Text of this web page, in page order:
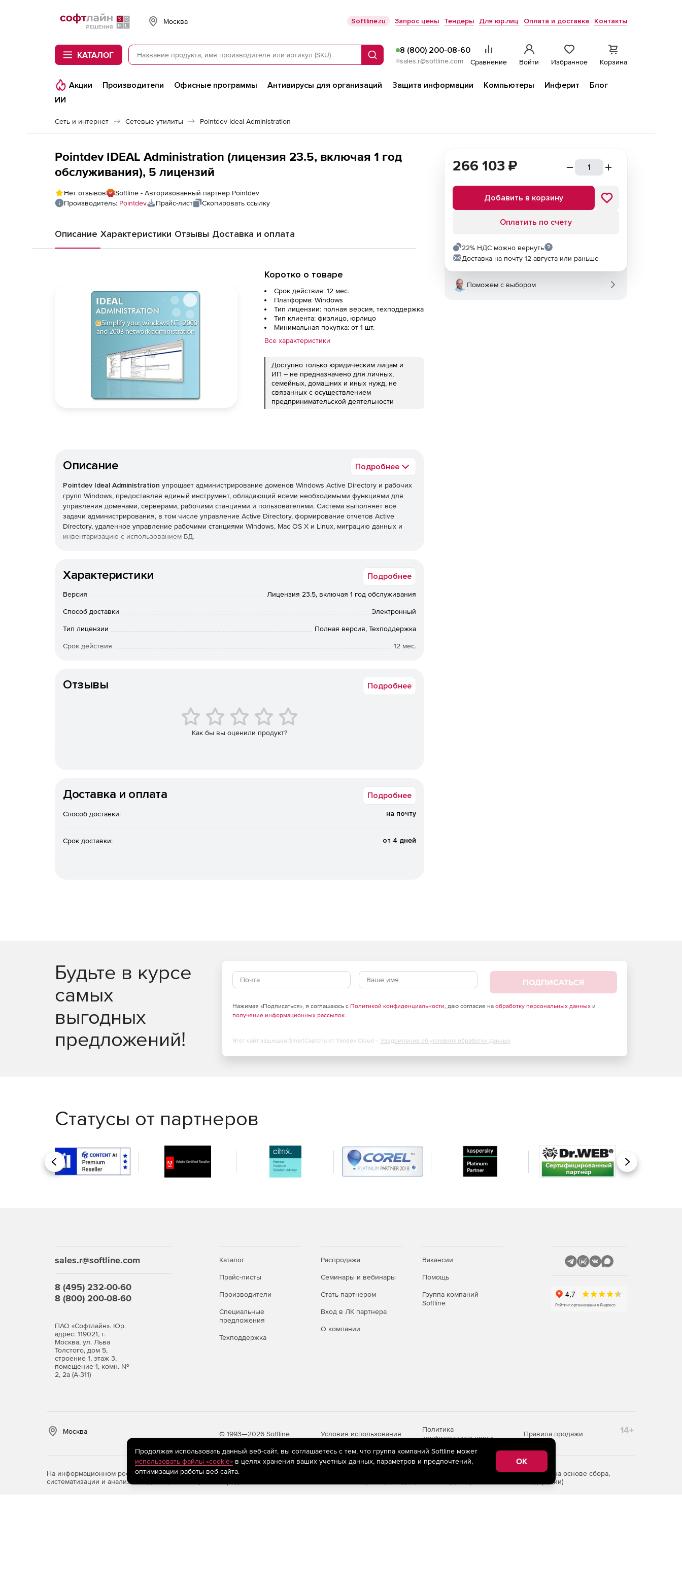
Softline
Москва Softline.ru Запрос цены Тендеры Для юр.лиц Оплата и доставка Контакты
КАТАЛОГ Поиск
8 (800) 200-08-60
sales.r@softline.com Сравнение Войти Избранное Корзина
Акции Производители Офисные программы Антивирусы для организаций Защита информации Компьютеры Инферит
Блог
ИИ
Сеть и интернет Сетевые утилиты Pointdev Ideal Administration
Pointdev IDEAL Administration (лицензия 23.5, включая 1 год
обслуживания), 5 лицензий
Нет отзывов
Softline - Авторизованный партнер Pointdev
Производитель: Pointdev Прайс-лист Скопировать ссылку
Описание Характеристики Отзывы Доставка и оплата
Коротко о товаре
Срок действия: 12 мес.
Платформа: Windows
Тип лицензии: полная версия, техподдержка
Тип клиента: физлицо, юрлицо
Минимальная покупка: от 1 шт.
Все характеристики
Доступно только юридическим лицам и
ИП – не предназначено для личных,
семейных, домашних и иных нужд, не
связанных с осуществлением
предпринимательской деятельности
Описание Подробнее
Pointdev Ideal Administration упрощает администрирование доменов Windows Active Directory и рабочих
групп Windows, предоставляя единый инструмент, обладающий всеми необходимыми функциями для
управления доменами, серверами, рабочими станциями и пользователями. Система выполняет все
задачи администрирования, в том числе управление Active Directory, формирование отчетов Active
Directory, удаленное управление рабочими станциями Windows, Mac OS X и Linux, миграцию данных и
инвентаризацию с использованием БД.
Полнофункциональное централизованное администрирование нескольких доменов Active Directory и
Удаленное управление системами под управлением Windows, Mac OS X и Linux.
Удаленное управление через Интернет компьютерами с Windows за пределами корпоративной сети.
Автоматическая установка и настройка удаленных агентов управления.
Полный набор HTML-отчетов для доменов Active Directory.
Мгновенная очистка Active Directory (от устаревших объектов).
Управление объектами групповой политики (GPO).
Удобный интерфейс для управления несколькими доменами и рабочими группами.
Задачи администрирования можно выполнять одновременно на множестве компьютеров.
Мастер настройки для быстрого начала работы.
Одна лицензия ИТ-администратора для неограниченного числа управляемых доменов, серверов и
Характеристики Подробнее
Версия Лицензия 23.5, включая 1 год обслуживания
Способ доставки Электронный
Тип лицензии Полная версия, Техподдержка
Срок действия 12 мес.
Отзывы Подробнее
Как бы вы оценили продукт?
Доставка и оплата Подробнее
Способ доставки: на почту
Срок доставки: от 4 дней
266 103 ₽
Добавить в корзину
Оплатить по счету
22% НДС можно вернуть
Доставка на почту 12 августа или раньше
Поможем с выбором
Будьте в курсе
самых
выгодных
предложений!
ПОДПИСАТЬСЯ
Нажимая «Подписаться», я соглашаюсь с Политикой конфиденциальности, даю согласие на обработку персональных данныхи
получение информационных рассылок.
Этот сайт защищен SmartCaptcha от Yandex Cloud - Уведомление об условиях обработки данных
Статусы от партнеров
Назад Вперед
sales.r@softline.com
8 (495) 232-00-60
8 (800) 200-08-60
ПАО «Софтлайн». Юр.
адрес: 119021, г.
Москва, ул. Льва
Толстого, дом 5,
строение 1, этаж 3,
помещение 1, комн. №
2, 2а (А-311)
Каталог
Прайс-листы
Производители
Специальные
предложения
Техподдержка
Распродажа
Семинары и вебинары
Стать партнером
Вход в ЛК партнера
О компании
Вакансии
Помощь
Группа компаний
Softline
Москва © 1993—2026 Softline Условия использования
Политика
конфиденциальности
Правила продажи 14+
На информационном ресурсе store.softline.ru применяются
(информационные технологии предоставления информации на основе сбора,
систематизации и анализа сведений, относящихся к предпочтениям пользователей сети «Интернет», находящихся на территории Российской Федерации)
Продолжая использовать данный веб-сайт, вы соглашаетесь с тем, что группа компаний Softline может
использовать файлы «cookie»в целях хранения ваших учетных данных, параметров и предпочтений,
оптимизации работы веб-сайта.
OK